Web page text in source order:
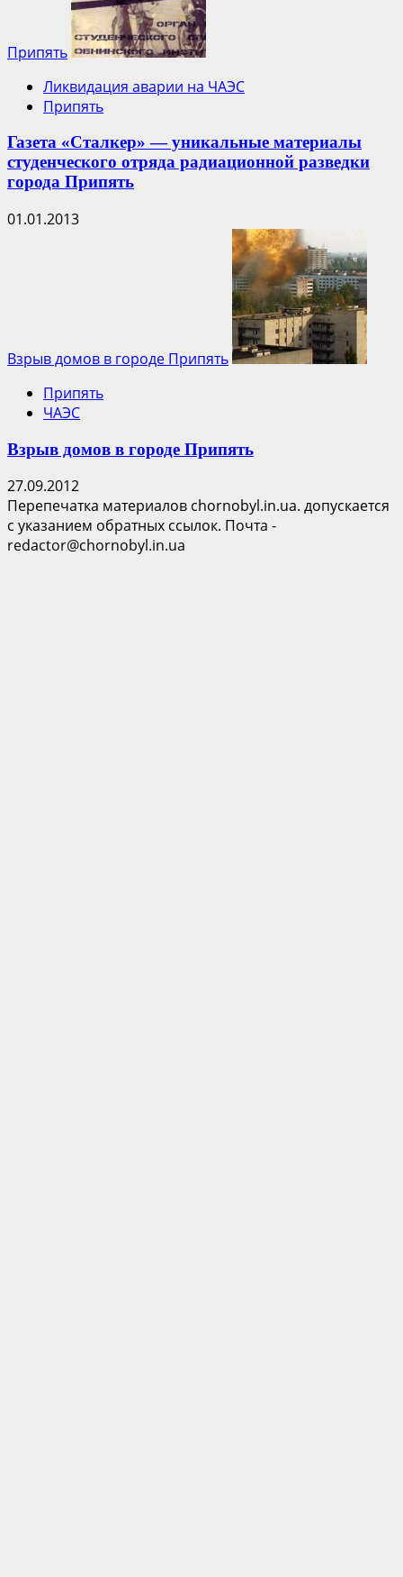
Припять
Ликвидация аварии на ЧАЭС
Припять
Газета «Сталкер» — уникальные материалы
студенческого отряда радиационной разведки
города Припять
01.01.2013
Взрыв домов в городе Припять
Припять
ЧАЭС
Взрыв домов в городе Припять
27.09.2012
Перепечатка материалов chornobyl.in.ua. допускается
с указанием обратных ссылок. Почта -
redactor@chornobyl.in.ua